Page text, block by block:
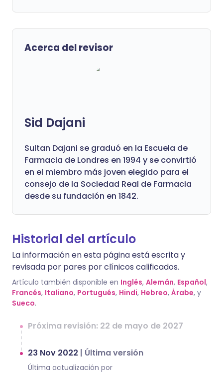
Acerca del revisor
Sid Dajani
Sultan Dajani se graduó en la Escuela de
Farmacia de Londres en 1994 y se convirtió
en el miembro más joven elegido para el
consejo de la Sociedad Real de Farmacia
desde su fundación en 1842.
Historial del artículo
La información en esta página está escrita y
revisada por pares por clínicos calificados.
Artículo también disponible en Inglés, Alemán, Español,
Francés, Italiano, Portugués, Hindi, Hebreo, Árabe, y
Sueco.
Próxima revisión: 22 de mayo de 2027
23 Nov 2022 | Última versión
Última actualización por